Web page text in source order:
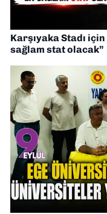
Karşıyaka Stadı
sağlam stat olacak”